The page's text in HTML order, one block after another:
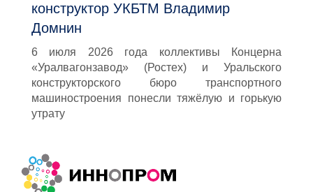
конструктор УКБТМ Владимир
Домнин
6 июля 2026 года коллективы Концерна
«Уралвагонзавод» (Ростех) и Уральского
конструкторского бюро транспортного
машиностроения понесли тяжёлую и горькую
утрату